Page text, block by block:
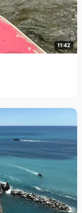
11:42